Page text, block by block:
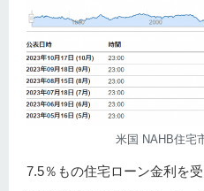
米国 NAHB住宅
7.5％もの住宅ローン金利を